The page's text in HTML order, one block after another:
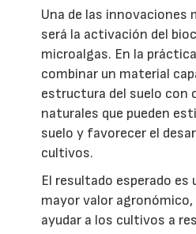
Una de las innovaciones
será la activación del
microalgas. En la
combinar un material
estructura del suelo con
naturales que pueden
suelo y favorecer el
cultivos.
El resultado esperado es
mayor valor agronómico,
ayudar a los cultivos a